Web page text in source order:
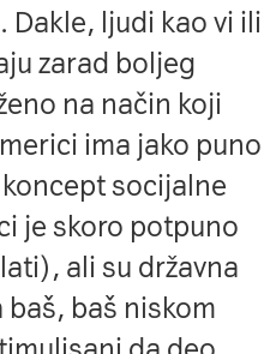
Dakle, ljudi kao vi ili
zarad boljeg
na način koji
ima jako puno
socijalne
je skoro potpuno
ali su državna
baš, baš niskom